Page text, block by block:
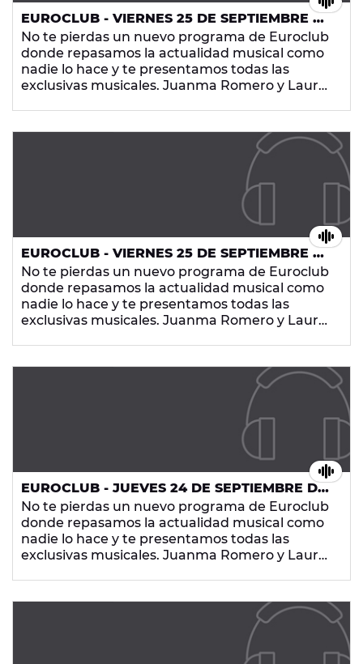
EUROCLUB - VIERNES 25 DE SEPTIEMBRE DE
2015
No te pierdas un nuevo programa de Euroclub
donde repasamos la actualidad musical como
nadie lo hace y te presentamos todas las
exclusivas musicales. Juanma Romero y Laura
cada noche en Europa FM con los temazos que
EUROCLUB - VIERNES 25 DE SEPTIEMBRE DE
2015
No te pierdas un nuevo programa de Euroclub
donde repasamos la actualidad musical como
nadie lo hace y te presentamos todas las
exclusivas musicales. Juanma Romero y Laura
cada noche en Europa FM con los temazos que
EUROCLUB - JUEVES 24 DE SEPTIEMBRE DE
2015
No te pierdas un nuevo programa de Euroclub
donde repasamos la actualidad musical como
nadie lo hace y te presentamos todas las
exclusivas musicales. Juanma Romero y Laura
cada noche en Europa FM con los temazos que